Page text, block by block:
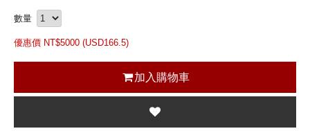
數量
優惠價 NT$5000 (USD166.5)
加入購物車